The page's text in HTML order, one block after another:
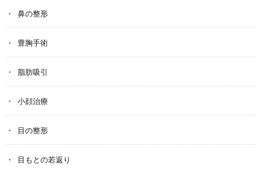
鼻の整形
豊胸手術
脂肪吸引
小顔治療
目の整形
目もとの若返り